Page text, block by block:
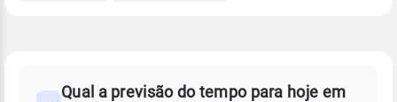
PREVISÃO Qual a previsão do tempo para hoje em